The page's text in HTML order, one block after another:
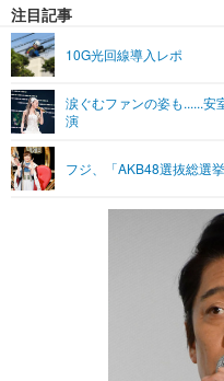
ショッピング
ライフTOP
リリース一覧
プッシュ通知の停止方法
注目記事
10G光回線導入レポ
涙ぐむファンの姿も......
演
フジ、「AKB48選抜総選